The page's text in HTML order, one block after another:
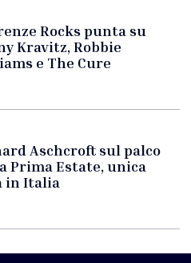
Rocks punta su
Kravitz, Robbie
e The Cure
Aschcroft sul palco
Prima Estate, unica
in Italia